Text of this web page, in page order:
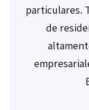
particulares.
de